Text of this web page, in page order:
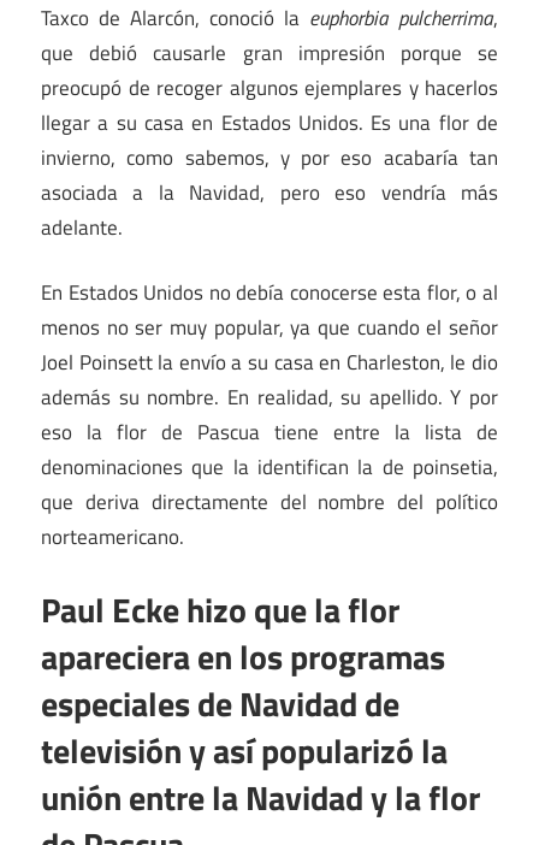
Taxco de Alarcón, conoció la euphorbia pulcherrima,
que debió causarle gran impresión porque se
preocupó de recoger algunos ejemplares y hacerlos
llegar a su casa en Estados Unidos. Es una flor de
invierno, como sabemos, y por eso acabaría tan
asociada a la Navidad, pero eso vendría más
adelante.
En Estados Unidos no debía conocerse esta flor, o al
menos no ser muy popular, ya que cuando el señor
Joel Poinsett la envío a su casa en Charleston, le dio
además su nombre. En realidad, su apellido. Y por
eso la flor de Pascua tiene entre la lista de
denominaciones que la identifican la de poinsetia,
que deriva directamente del nombre del político
norteamericano.
Paul Ecke hizo que la flor
apareciera en los programas
especiales de Navidad de
televisión y así popularizó la
unión entre la Navidad y la flor